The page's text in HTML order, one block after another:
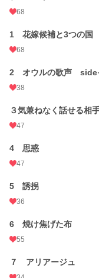
68
1 花嫁候補と3つの国
68
2 オウルの歌声 side
38
３気兼ねなく話せる
47
4 思惑
47
5 誘拐
36
6 焼け焦げた布
55
７ アリアージュ